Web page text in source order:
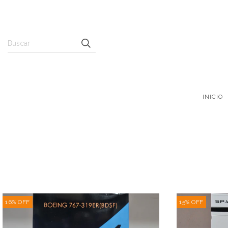
INICIO
16% OFF 15%OFF